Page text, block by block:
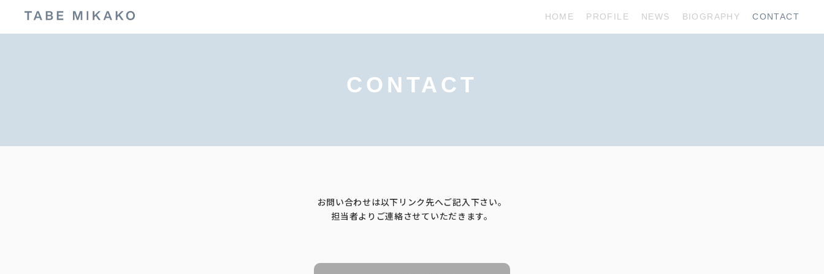
HOME PROFILE NEWS BIOGRAPHY CONTACT
CONTACT
お問い合わせは以下リンク先へご記入下さい。
担当者よりご連絡させていただきます。